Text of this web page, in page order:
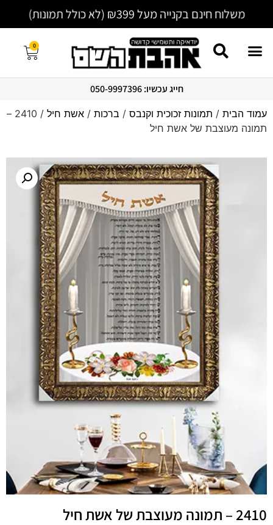
משלוח חינם בקנייה מעל ₪399 (לא כולל תמונות)
0
חייג עכשיו: 050-9997396
עמוד הבית / תמונות זכוכית וקנבס / ברכות / אשת חיל
/ 2410 –
תמונה מעוצבת של אשת חיל
2410 – תמונה מעוצבת של אשת חיל